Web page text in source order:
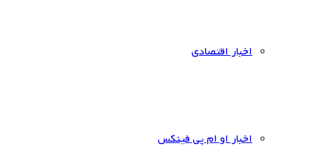
اخبار اقتصادی
اخبار او ام پی فینکس